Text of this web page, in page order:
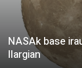
NASAk base
Ilargian